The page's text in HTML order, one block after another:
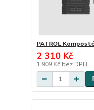
PATROL
2 310 Kč
1 909 Kč bez DPH